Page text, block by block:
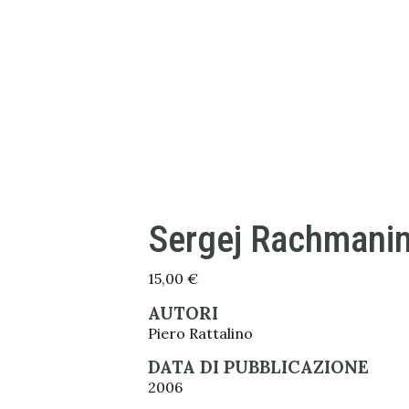
Sergej
15,00 €
AUTORI
Piero Rattalino
DATA DI PUBBLICAZIONE
2006